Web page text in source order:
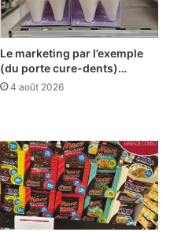
Le marketing par l’exemple
(du porte cure-dents)…
4 août 2026